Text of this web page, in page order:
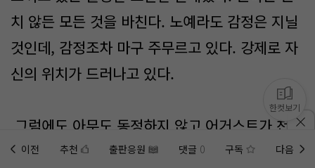
치 않든 모든 것을 바친다. 노예라도 감정은 지닐
것인데, 감정조차 마구 주무르고 있다. 강제로 자
신의 위치가 드러나고 있다.
그럼에도 아무도 동정하지 않고 어거스트가 천천
히 한 사람을 천천히 조리하는 장면을 지켜보았
이전 추천 출판응원 댓글 0 구독 다음
한컷보기
홈에미노벨 웹추가하기 미노벨 앱설치하기